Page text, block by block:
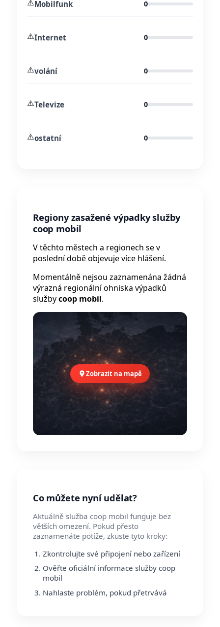
⚠️Mobilfunk 0
⚠️Internet 0
⚠️volání 0
⚠️Televize 0
⚠️ostatní 0
Regiony zasažené výpadky služby
coop mobil
V těchto městech a regionech se v
poslední době objevuje více hlášení.
Momentálně nejsou zaznamenána žádná
výrazná regionální ohniska výpadků
službycoop mobil.
Zobrazit na mapě
Co můžete nyní udělat?
Aktuálně služba coop mobil funguje bez
větších omezení. Pokud přesto
zaznamenáte potíže, zkuste tyto kroky:
Zkontrolujte své připojení nebo zařízení
Ověřte oficiální informace služby coop
mobil
Nahlaste problém, pokud přetrvává